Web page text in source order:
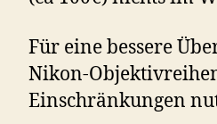
Für eine bessere
Nikon-
Einschränkungen